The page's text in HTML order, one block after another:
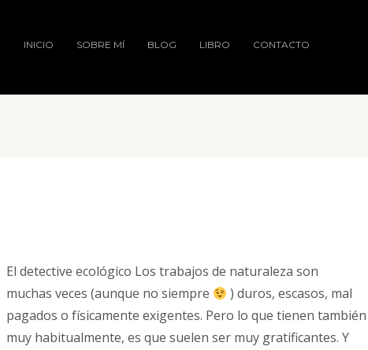
INICIO SOBRE MÍ BLOG LIBRO CONTACTO
El detective ecológico Los trabajos de naturaleza son
muchas veces (aunque no siempre
) duros, escasos, mal
pagados o físicamente exigentes. Pero lo que tienen también
muy habitualmente, es que suelen ser muy gratificantes. Y